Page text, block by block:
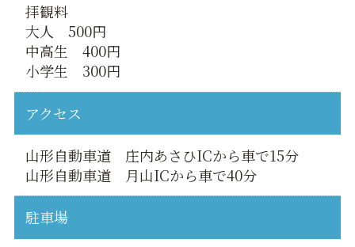
拝観料
大人 500円
中高生 400円
小学生 300円
アクセス
山形自動車道 庄内あさひICから車で15分
山形自動車道 月山ICから車で40分
駐車場